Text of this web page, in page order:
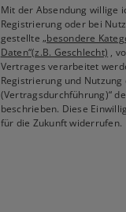
Mit der Absendung willige
Registrierung oder bei
gestellte„besondere
Daten“(z.B. Geschlecht) ,
Vertrages verarbeitet
Registrierung und Nutzung
(Vertragsdurchführung)“
beschrieben. Diese
für die Zukunft widerrufen.